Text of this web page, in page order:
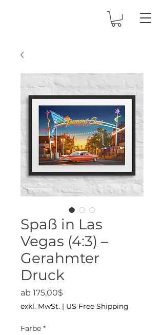
Spaß in Las
Vegas (4:3) –
Gerahmter
Druck
ab 175,00$
exkl. MwSt. | US Free Shipping
Farbe *